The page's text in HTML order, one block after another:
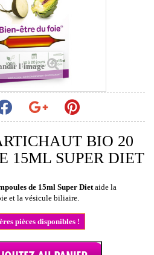
l'image
BIO 20
15ML SUPER DIET
de 15ml Super Dietaide la
et la vésicule biliaire.
pièces disponibles !